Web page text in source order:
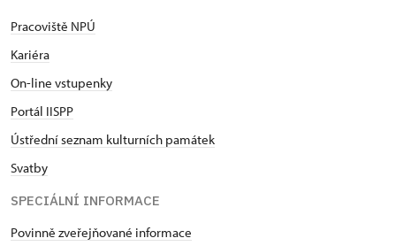
Pracoviště NPÚ
Kariéra
On-line vstupenky
Portál IISPP
Ústřední seznam kulturních památek
Svatby
SPECIÁLNÍ INFORMACE
Povinně zveřejňované informace